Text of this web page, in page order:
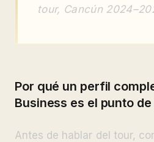
tour, Cancún
Por qué un perfil
Business es el punto
Antes de hablar del tour,